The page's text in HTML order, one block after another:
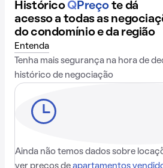
Histórico QPreço te dá
acesso a todas as
do condomínio e da região
Entenda
Tenha mais segurança na hora de
histórico de negociação
Ainda não temos dados sobre
ver preços de apartamentos